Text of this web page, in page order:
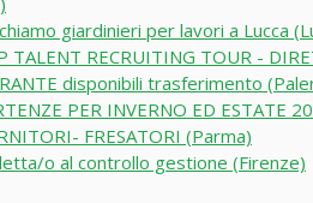
giardinieri per lavori a Lucca
TALENT RECRUITING TOUR -
disponibili trasferimento
PER INVERNO ED ESTATE
FRESATORI (Parma)
o al controllo gestione (Firenze)